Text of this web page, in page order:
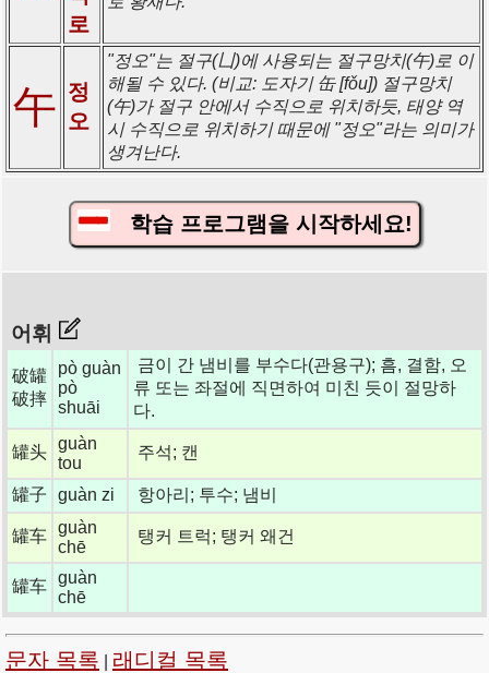
로
午 정
오
"정오"는 절구(凵)에 사용되는 절구망치(午)로 이
해될 수 있다. (비교: 도자기 缶 [fǒu]) 절구망치
(午)가 절구 안에서 수직으로 위치하듯, 태양 역
시 수직으로 위치하기 때문에 "정오"라는 의미가
생겨난다.
학습 프로그램을 시작하세요!
어휘
破罐
破摔
pò guàn
pò
shuāi
금이 간 냄비를 부수다(관용구); 흠, 결함, 오
류 또는 좌절에 직면하여 미친 듯이 절망하
다.
罐头 guàn
tou
주석; 캔
罐子 guàn zi 항아리; 투수; 냄비
罐车 guàn
chē
탱커 트럭; 탱커 왜건
罐车 guàn
chē
문자 목록 래디컬 목록